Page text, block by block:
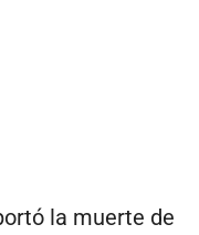
la muerte de